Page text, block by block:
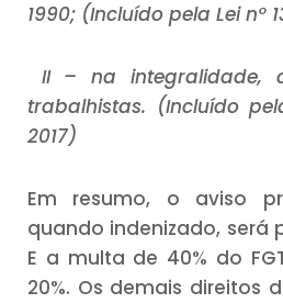
1990; (Incluído pela Lei nº
II – na integralidade,
trabalhistas. (Incluído
2017)
Em resumo, o aviso
quando indenizado, será
E a multa de 40% do
20%. Os demais direitos